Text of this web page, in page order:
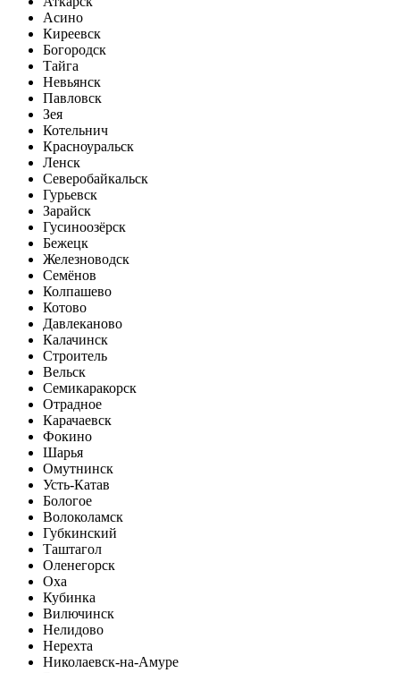
Асино
Киреевск
Богородск
Тайга
Невьянск
Павловск
Зея
Котельнич
Красноуральск
Ленск
Северобайкальск
Гурьевск
Зарайск
Гусиноозёрск
Бежецк
Железноводск
Семёнов
Колпашево
Котово
Давлеканово
Калачинск
Строитель
Вельск
Семикаракорск
Отрадное
Карачаевск
Фокино
Шарья
Омутнинск
Усть-Катав
Бологое
Волоколамск
Губкинский
Таштагол
Оленегорск
Оха
Кубинка
Вилючинск
Нелидово
Нерехта
Николаевск-на-Амуре